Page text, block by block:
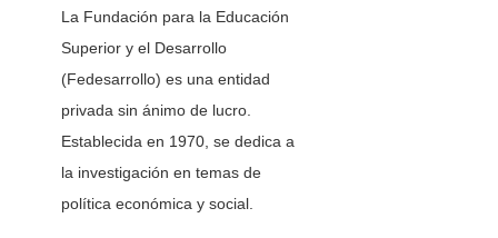
La Fundación para la Educación
Superior y el Desarrollo
(Fedesarrollo) es una entidad
privada sin ánimo de lucro.
Establecida en 1970, se dedica a
la investigación en temas de
política económica y social.